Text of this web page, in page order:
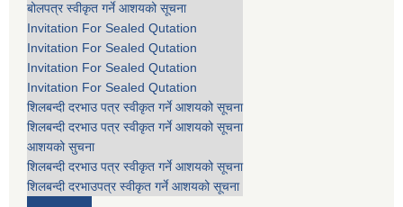
बोलपत्र स्वीकृत गर्ने आशयको सूचना
Invitation For Sealed Qutation
Invitation For Sealed Qutation
Invitation For Sealed Qutation
Invitation For Sealed Qutation
शिलबन्दी दरभाउ पत्र स्वीकृत गर्ने आशयको सूचना
शिलबन्दी दरभाउ पत्र स्वीकृत गर्ने आशयको सूचना
आशयको सुचना
शिलबन्दी दरभाउ पत्र स्वीकृत गर्ने आशयको सूचना
शिलबन्दी दरभाउपत्र स्वीकृत गर्ने आशयको सूचना